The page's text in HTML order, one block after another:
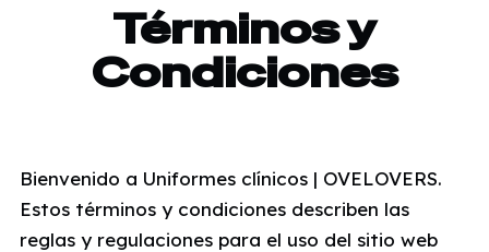
Términos y
Condiciones
Bienvenido a Uniformes clínicos | OVELOVERS.
Estos términos y condiciones describen las
reglas y regulaciones para el uso del sitio web